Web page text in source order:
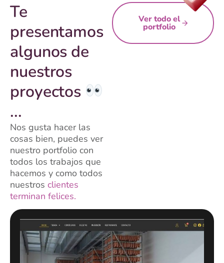
Te
presentamos
algunos de
nuestros
proyectos
...
Nos gusta hacer las
cosas bien, puedes ver
nuestro portfolio con
todos los trabajos que
hacemos y como todos
nuestros clientes
terminan felices.
Ver todo el
portfolio